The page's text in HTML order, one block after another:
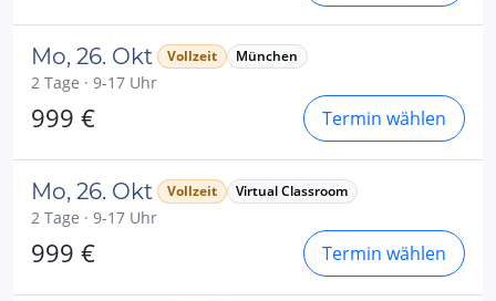
Mo, 26. Okt Vollzeit München
2 Tage · 9-17 Uhr
999 € Termin wählen
Mo, 26. Okt Vollzeit Virtual Classroom
2 Tage · 9-17 Uhr
999 € Termin wählen